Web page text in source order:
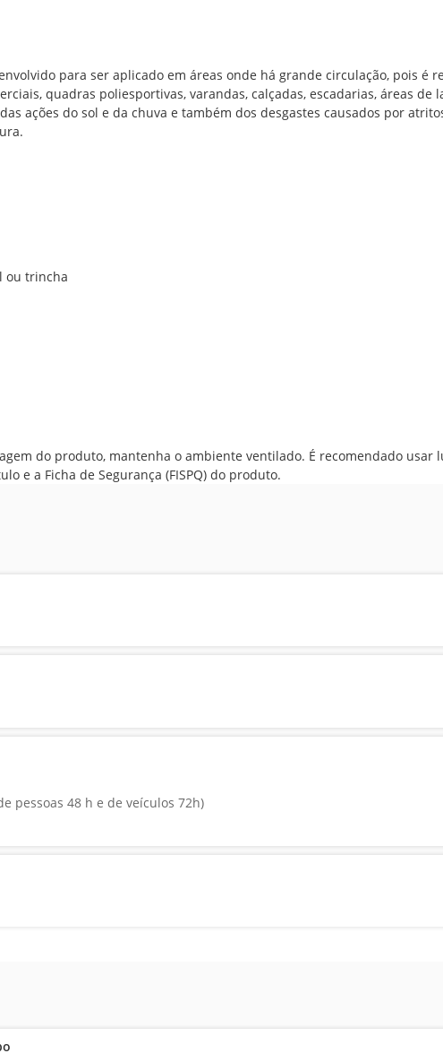
para ser aplicado em áreas onde há grande circulação, pois é
quadras poliesportivas, varandas, calçadas, escadarias, áreas
ações do sol e da chuva e também dos desgastes causados por
ou trincha
do produto, mantenha o ambiente ventilado. É recomendado
e a Ficha de Segurança (FISPQ) do produto.
pessoas 48 h e de veículos 72h)